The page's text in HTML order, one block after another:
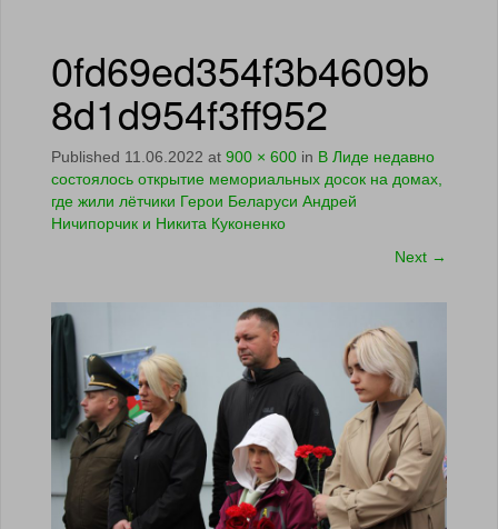
0fd69ed354f3b4609b
8d1d954f3ff952
Published 11.06.2022 at 900 × 600 in В Лиде недавно
состоялось открытие мемориальных досок на домах,
где жили лётчики Герои Беларуси Андрей
Ничипорчик и Никита Куконенко
Next →